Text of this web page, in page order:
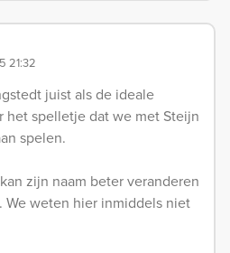
21:32
juist als de ideale
het spelletje dat we met Steijn
spelen.
zijn naam beter veranderen
We weten hier inmiddels niet